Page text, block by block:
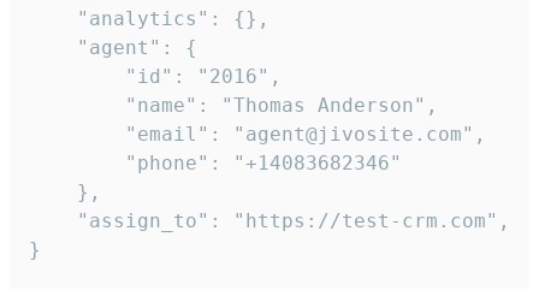
    "analytics": {},
    "agent": {
        "id": "2016",
        "name": "Thomas Anderson",
        "email": "agent@jivosite.com",
        "phone": "+14083682346"
    },
    "assign_to": "https://test-crm.com",
}